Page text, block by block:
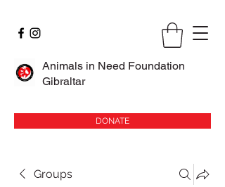
Animals in Need Foundation
Gibraltar
DONATE
Groups